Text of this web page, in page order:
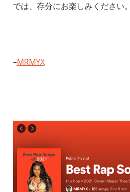
では、存分にお楽しみください。
–MRMYX